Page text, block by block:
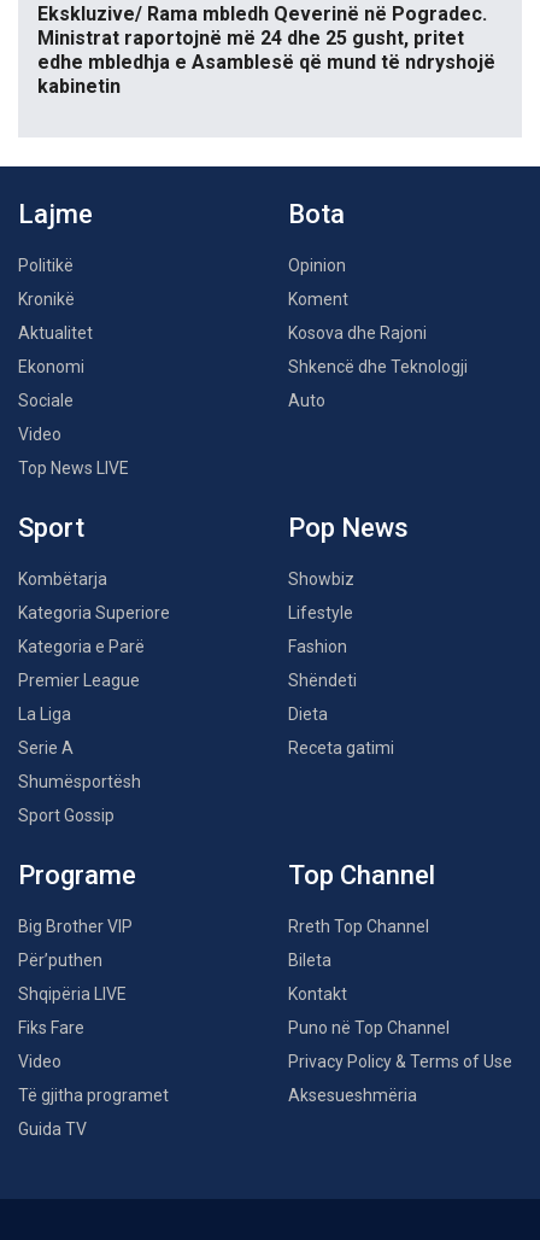
Ekskluzive/ Rama mbledh Qeverinë në Pogradec.
Ministrat raportojnë më 24 dhe 25 gusht, pritet
edhe mbledhja e Asamblesë që mund të ndryshojë
kabinetin
Lajme
Politikë
Kronikë
Aktualitet
Ekonomi
Sociale
Video
Top News LIVE
Bota
Opinion
Koment
Kosova dhe Rajoni
Shkencë dhe Teknologji
Auto
Sport
Kombëtarja
Kategoria Superiore
Kategoria e Parë
Premier League
La Liga
Serie A
Shumësportësh
Sport Gossip
Pop News
Showbiz
Lifestyle
Fashion
Shëndeti
Dieta
Receta gatimi
Programe
Big Brother VIP
Për’puthen
Shqipëria LIVE
Fiks Fare
Video
Të gjitha programet
Guida TV
Top Channel
Rreth Top Channel
Bileta
Kontakt
Puno në Top Channel
Privacy Policy & Terms of Use
Aksesueshmëria